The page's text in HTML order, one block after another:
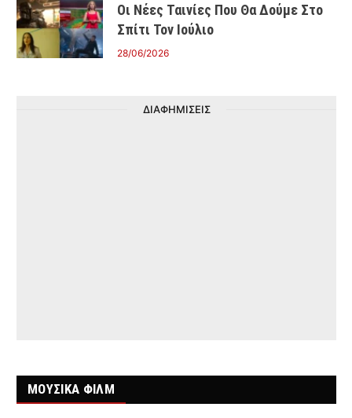
Οι Νέες Ταινίες Που Θα Δούμε Στο
Σπίτι Τον Ιούλιο
28/06/2026
ΔΙΑΦΗΜΙΣΕΙΣ
ΜΟΥΣΙΚΑ ΦΙΛΜ